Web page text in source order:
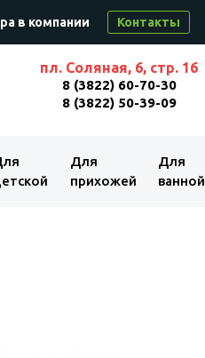
в компании Контакты
пл. Соляная, 6, стр. 16
8 (3822) 60-70-30
8 (3822) 50-39-09
Для
прихожей
Для
ванной